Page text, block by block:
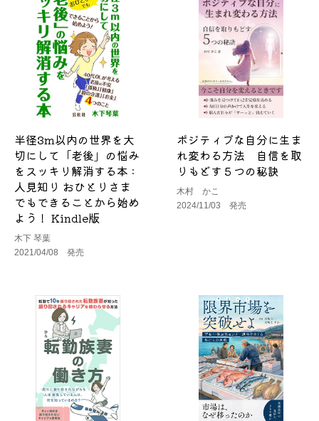
半径3m以内の世界を大
切にして「老後」の悩み
をスッキリ解消する本 :
人見知り おひとりさま
でもできることから始め
よう！ Kindle版
木下 琴葉
2021/04/08 発売
ポジティブな自分に生ま
れ変わる方法 自信を取
りもどす５つの秘訣
木村 かこ
2024/11/03 発売